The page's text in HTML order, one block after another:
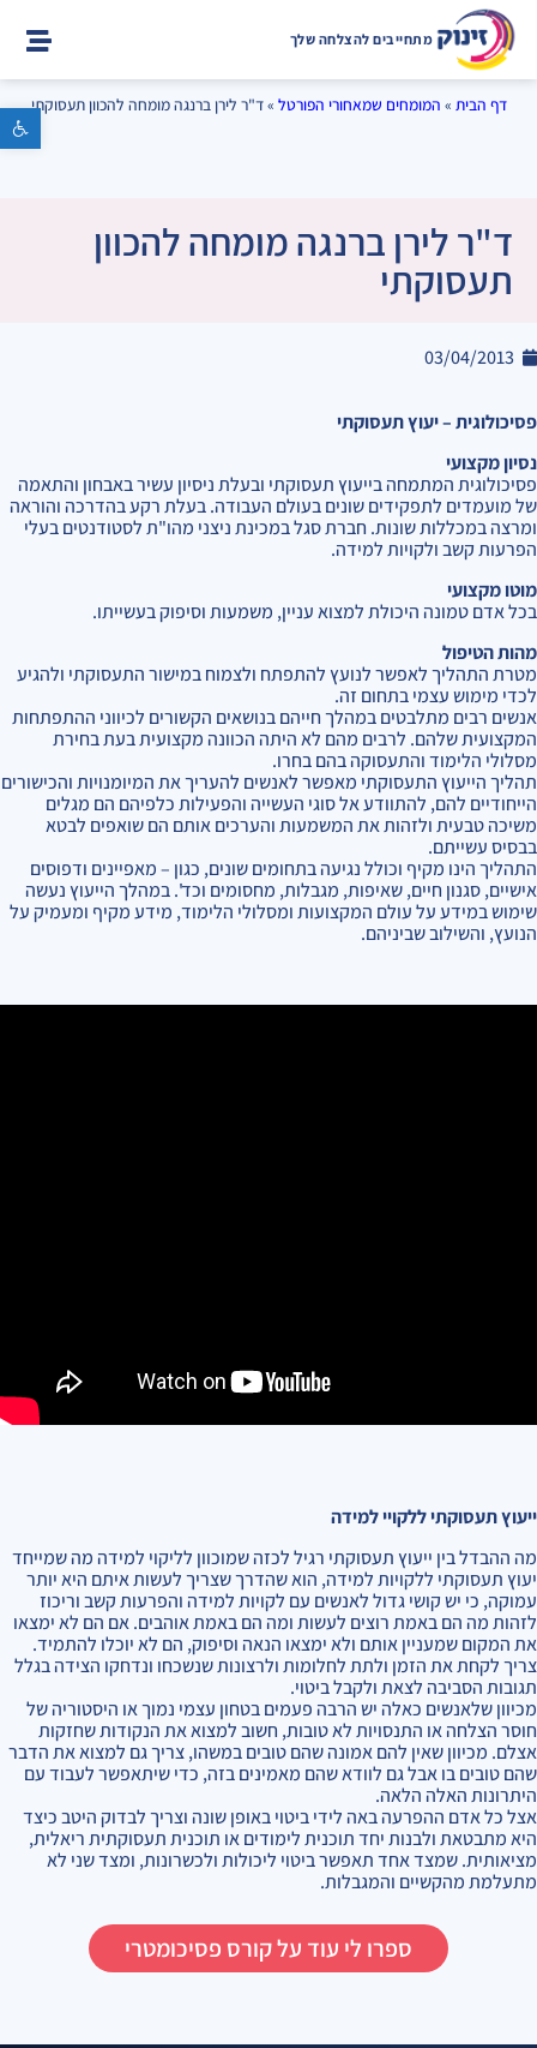
פתח סרגל נגישות
מתחייבים להצלחה שלך
דף הבית » המומחים שמאחורי הפורטל »ד"ר לירן ברנגה מומחה להכוון תעסוקתי
ד"ר לירן ברנגה מומחה להכוון
תעסוקתי
03/04/2013
פסיכולוגית – יעוץ תעסוקתי
נסיון מקצועי
פסיכולוגית המתמחה בייעוץ תעסוקתי ובעלת ניסיון עשיר באבחון והתאמה
של מועמדים לתפקידים שונים בעולם העבודה. בעלת רקע בהדרכה והוראה
ומרצה במכללות שונות. חברת סגל במכינת ניצני מהו"ת לסטודנטים בעלי
הפרעות קשב ולקויות למידה.
מוטו מקצועי
בכל אדם טמונה היכולת למצוא עניין, משמעות וסיפוק בעשייתו.
מהות הטיפול
מטרת התהליך לאפשר לנועץ להתפתח ולצמוח במישור התעסוקתי ולהגיע
לכדי מימוש עצמי בתחום זה.
אנשים רבים מתלבטים במהלך חייהם בנושאים הקשורים לכיווני ההתפתחות
המקצועית שלהם. לרבים מהם לא היתה הכוונה מקצועית בעת בחירת
מסלולי הלימוד והתעסוקה בהם בחרו.
תהליך הייעוץ התעסוקתי מאפשר לאנשים להעריך את המיומנויות והכישורים
הייחודיים להם, להתוודע אל סוגי העשייה והפעילות כלפיהם הם מגלים
משיכה טבעית ולזהות את המשמעות והערכים אותם הם שואפים לבטא
בבסיס עשייתם.
התהליך הינו מקיף וכולל נגיעה בתחומים שונים, כגון – מאפיינים ודפוסים
אישיים, סגנון חיים, שאיפות, מגבלות, מחסומים וכד'. במהלך הייעוץ נעשה
שימוש במידע על עולם המקצועות ומסלולי הלימוד, מידע מקיף ומעמיק על
הנועץ, והשילוב שביניהם.
ייעוץ תעסוקתי ללקויי למידה
מה ההבדל בין ייעוץ תעסוקתי רגיל לכזה שמוכוון לליקוי למידה מה שמייחד
יעוץ תעסוקתי ללקויות למידה, הוא שהדרך שצריך לעשות איתם היא יותר
עמוקה, כי יש קושי גדול לאנשים עם לקויות למידה והפרעות קשב וריכוז
לזהות מה הם באמת רוצים לעשות ומה הם באמת אוהבים. אם הם לא ימצאו
את המקום שמעניין אותם ולא ימצאו הנאה וסיפוק, הם לא יוכלו להתמיד.
צריך לקחת את הזמן ולתת לחלומות ולרצונות שנשכחו ונדחקו הצידה בגלל
תגובות הסביבה לצאת ולקבל ביטוי.
מכיוון שלאנשים כאלה יש הרבה פעמים בטחון עצמי נמוך או היסטוריה של
חוסר הצלחה או התנסויות לא טובות, חשוב למצוא את הנקודות שחזקות
אצלם. מכיוון שאין להם אמונה שהם טובים במשהו, צריך גם למצוא את הדבר
שהם טובים בו אבל גם לוודא שהם מאמינים בזה, כדי שיתאפשר לעבוד עם
היתרונות האלה הלאה.
אצל כל אדם ההפרעה באה לידי ביטוי באופן שונה וצריך לבדוק היטב כיצד
היא מתבטאת ולבנות יחד תוכנית לימודים או תוכנית תעסוקתית ריאלית,
מציאותית. שמצד אחד תאפשר ביטוי ליכולות ולכשרונות, ומצד שני לא
מתעלמת מהקשיים והמגבלות.
ספרו לי עוד על קורס פסיכומטרי